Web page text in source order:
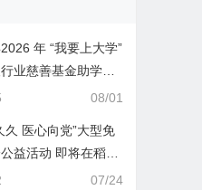
年 “我要上大学”
业慈善基金助学项
名啦！
08/01
久 医心向党”大型免
动 即将在稻城
07/24